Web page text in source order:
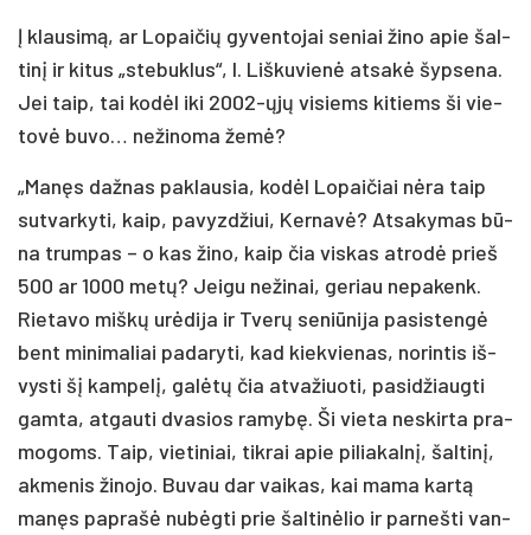
Į klau­si­mą, ar Lo­pai­čių gy­ven­to­jai se­niai ži­no apie šal­
ti­nį ir ki­tus „ste­buk­lus“, I. Liš­ku­vie­nė at­sa­kė šyp­se­na.
Jei taip, tai ko­dėl iki 2002-ųjų vi­siems ki­tiems ši vie­
to­vė bu­vo… ne­ži­no­ma že­mė?
„Ma­nęs daž­nas pa­klau­sia, ko­dėl Lo­pai­čiai nė­ra taip
su­tvar­ky­ti, kaip, pa­vyz­džiui, Ker­na­vė? At­sa­ky­mas bū­
na trum­pas – o kas ži­no, kaip čia vis­kas at­ro­dė prieš
500 ar 1000 me­tų? Jei­gu ne­ži­nai, ge­riau ne­pa­kenk.
Rie­ta­vo miš­kų urė­di­ja ir Tve­rų se­niū­ni­ja pa­si­sten­gė
bent mi­ni­ma­liai pa­da­ry­ti, kad kiek­vie­nas, no­rin­tis iš­
vys­ti šį kam­pe­lį, ga­lė­tų čia at­va­žiuo­ti, pa­si­džiaug­ti
gam­ta, at­gau­ti dva­sios ra­my­bę. Ši vie­ta ne­skir­ta pra­
mo­goms. Taip, vie­ti­niai, tik­rai apie pi­lia­kal­nį, šal­ti­nį,
ak­me­nis ži­no­jo. Bu­vau dar vai­kas, kai ma­ma kar­tą
ma­nęs pa­pra­šė nu­bėg­ti prie šal­ti­nė­lio ir par­neš­ti van­